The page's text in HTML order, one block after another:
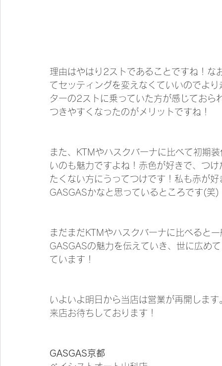
理由はやはり2ストであることですね！な
てセッティングを変えなくていいのでよ
ターの2ストに乗っていた方が感じておら
つきやすくなったのがメリットですね！
また、KTMやハスクバーナに比べて初期
いのも魅力ですよね！赤色が好きで、つ
たくない方にうってつけです！私も赤が
GASGASかなと思っているところです(笑)
まだまだKTMやハスクバーナに比べると
GASGASの魅力を伝えていき、世に広め
ています！
いよいよ明日から当店は営業が再開しま
来店お待ちしております！
GASGAS京都